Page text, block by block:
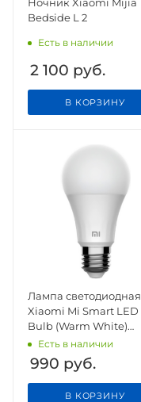
Bedside L 2
Есть в наличии
2 100 руб.
В КОРЗИНУ
Лампа светодиодная
Xiaomi Mi Smart LED
Bulb (Warm White)
(GPX4026GL)
Есть в наличии
990 руб.
В КОРЗИНУ